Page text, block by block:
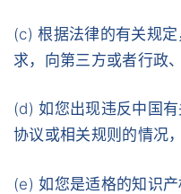
(c) 根据法律的有关规
求，向第三方或者行政
(d) 如您出现违反中国
协议或相关规则的情况
(e) 如您是适格的知识